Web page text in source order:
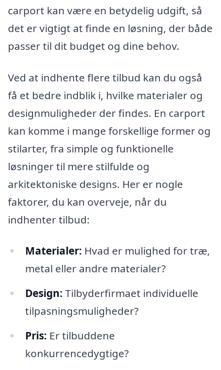
carport kan være en betydelig udgift, så
det er vigtigt at finde en løsning, der både
passer til dit budget og dine behov.
Ved at indhente flere tilbud kan du også
få et bedre indblik i, hvilke materialer og
designmuligheder der findes. En carport
kan komme i mange forskellige former og
stilarter, fra simple og funktionelle
løsninger til mere stilfulde og
arkitektoniske designs. Her er nogle
faktorer, du kan overveje, når du
indhenter tilbud:
Materialer: Hvad er mulighed for træ,
metal eller andre materialer?
Design: Tilbyderfirmaet individuelle
tilpasningsmuligheder?
Pris: Er tilbuddene
konkurrencedygtige?